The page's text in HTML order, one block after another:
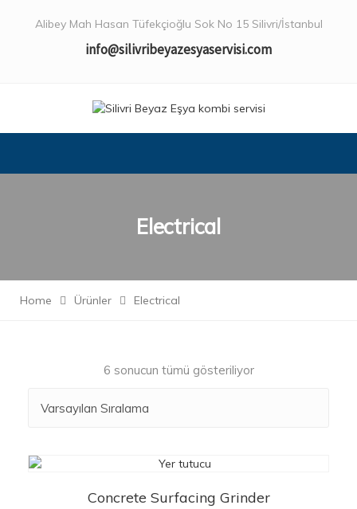
Alibey Mah Hasan Tüfekçioğlu Sok No 15 Silivri/İstanbul
info@silivribeyazesyaservisi.com
Electrical
Home Ürünler Electrical
6 sonucun tümü gösteriliyor
Concrete Surfacing Grinder